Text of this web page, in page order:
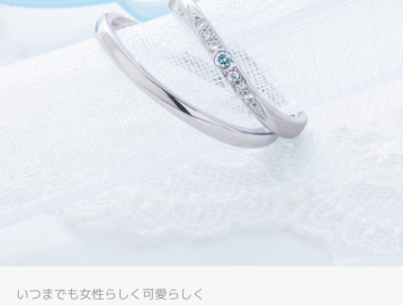
いつまでも女性らしく可愛らしく